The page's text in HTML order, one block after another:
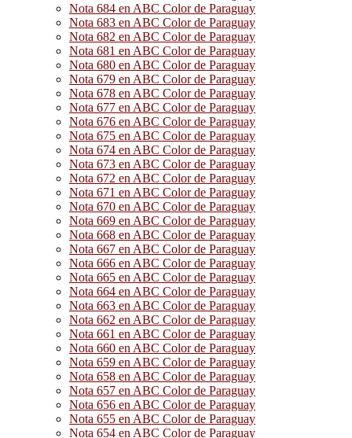
Nota 684 en ABC Color de Paraguay
Nota 683 en ABC Color de Paraguay
Nota 682 en ABC Color de Paraguay
Nota 681 en ABC Color de Paraguay
Nota 680 en ABC Color de Paraguay
Nota 679 en ABC Color de Paraguay
Nota 678 en ABC Color de Paraguay
Nota 677 en ABC Color de Paraguay
Nota 676 en ABC Color de Paraguay
Nota 675 en ABC Color de Paraguay
Nota 674 en ABC Color de Paraguay
Nota 673 en ABC Color de Paraguay
Nota 672 en ABC Color de Paraguay
Nota 671 en ABC Color de Paraguay
Nota 670 en ABC Color de Paraguay
Nota 669 en ABC Color de Paraguay
Nota 668 en ABC Color de Paraguay
Nota 667 en ABC Color de Paraguay
Nota 666 en ABC Color de Paraguay
Nota 665 en ABC Color de Paraguay
Nota 664 en ABC Color de Paraguay
Nota 663 en ABC Color de Paraguay
Nota 662 en ABC Color de Paraguay
Nota 661 en ABC Color de Paraguay
Nota 660 en ABC Color de Paraguay
Nota 659 en ABC Color de Paraguay
Nota 658 en ABC Color de Paraguay
Nota 657 en ABC Color de Paraguay
Nota 656 en ABC Color de Paraguay
Nota 655 en ABC Color de Paraguay
Nota 654 en ABC Color de Paraguay